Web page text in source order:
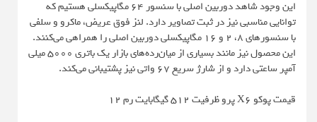
این وجود شاهد دوربین اصلی با سنسور 64 مگاپیکسلی هستیم که
توانایی مناسبی نیز در ثبت تصاویر دارد. لنز فوق عریض، ماکرو و سلفی
با سنسورهای 8، 2 و 16 مگاپیکسلی دوربین اصلی را همراهی می‌کنند.
این محصول نیز مانند بسیاری از میان‌رده‌های بازار یک باتری 5000 میلی
آمپر ساعتی دارد و از شارژ سریع 67 واتی نیز پشتیبانی می‌کند.
قیمت پوکو X6 پرو ظرفیت 512 گیگابایت رم 12